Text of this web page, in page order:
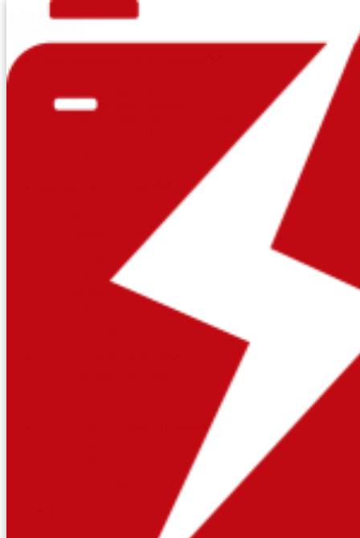
Saltar al contenido
Baterías para Camiones
Baterías para Paneles Solares
ToPower